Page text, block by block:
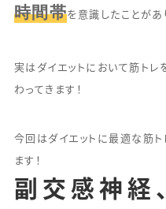
時間帯を意識したことがあ
実はダイエットにおいて筋ト
わってきます！
今回はダイエットに最適な筋
ます！
副交感神経